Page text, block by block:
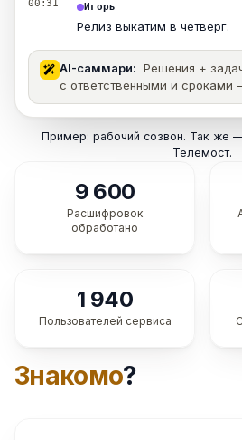
00:31 Игорь
Релиз выкатим в четверг.
AI-саммари: Решения +
с ответственными и сроками
Пример: рабочий созвон. Так же
Телемост.
9 600
Расшифровок
обработано
1 940
Пользователей сервиса
Знакомо?